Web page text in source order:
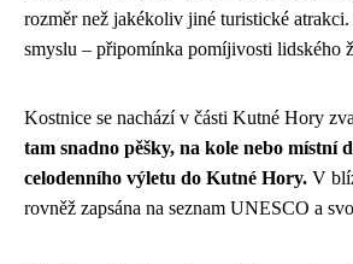
rozměr než jakékoliv jiné turistické
smyslu – připomínka pomíjivosti lidského
Kostnice se nachází v části Kutné Hory
tam snadno pěšky, na kole nebo místní
celodenního výletu do Kutné Hory. V
rovněž zapsána na seznam UNESCO a